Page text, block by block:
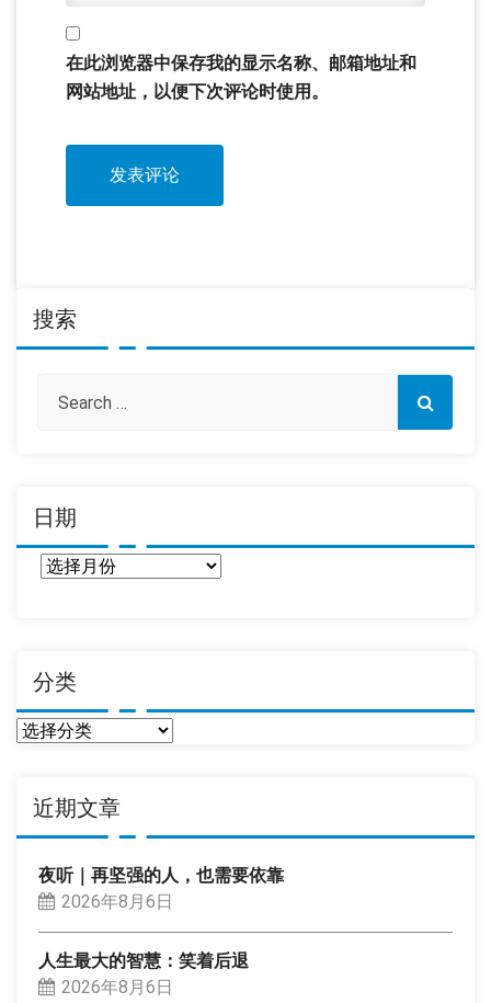
在此浏览器中保存我的显示名称、邮箱地址和
网站地址，以便下次评论时使用。
搜索
日期
分类
分
近期文章
夜听｜再坚强的人，也需要依靠
2026年8月6日
人生最大的智慧：笑着后退
2026年8月6日